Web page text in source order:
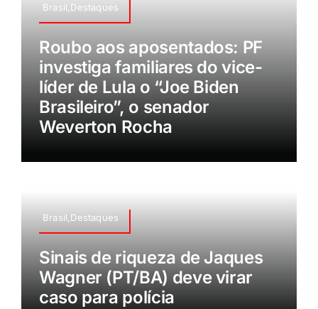
Brasil,Destaques
Roubo aos aposentados: PF
investiga familiares do vice-
líder de Lula o “Joe Biden
Brasileiro”, o senador
Weverton Rocha
Brasil,Destaques
Sinais de riqueza de Jaques
Wagner (PT/BA) deve virar
caso para polícia